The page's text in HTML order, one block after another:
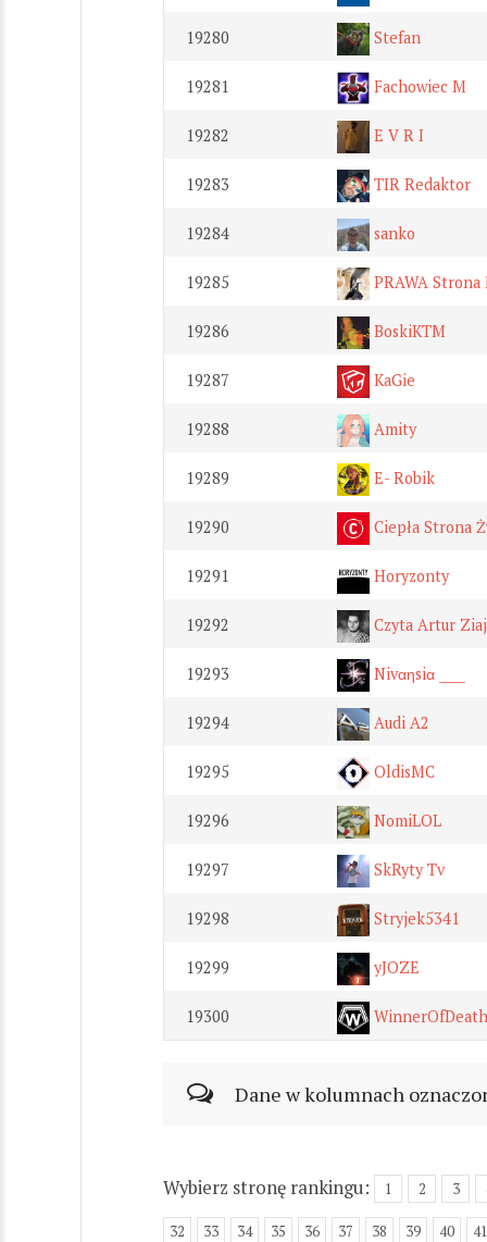
19280 Stefan
19281 Fachowiec M
19282 E V R I
19283 TIR Redaktor
19284 sanko
19285 PRAWA Strona
19286 BoskiKTM
19287 KaGie
19288 Amity
19289 E- Robik
19290 Ciepła Strona
19291 Horyzonty
19292 Czyta Artur
19293 Nivαηsiα ____
19294 Audi A2
19295 OldisMC
19296 NomiLOL
19297 SkRyty Tv
19298 Stryjek5341
19299 yJOZE
19300 WinnerOfDeath
Dane w kolumnach
Wybierz stronę rankingu: 1 2 3
32 33 34 35 36 37 38 39 40 41